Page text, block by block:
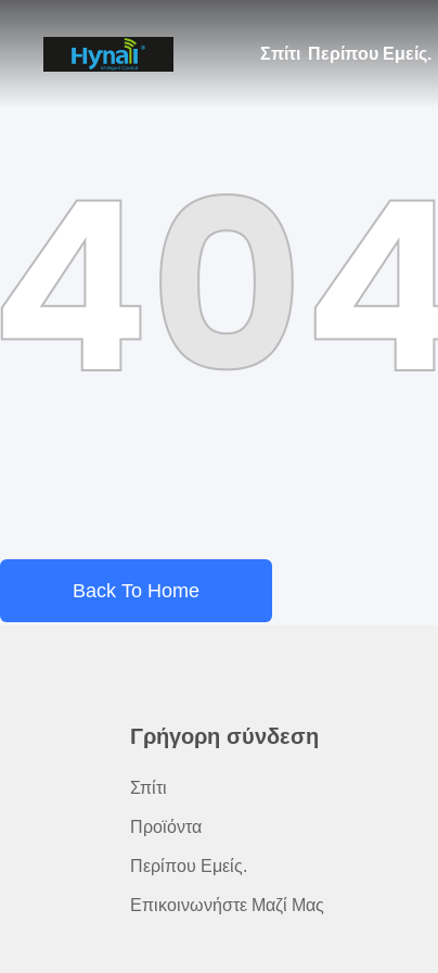
Σπίτι Περίπου Εμείς.
Back To Home
Γρήγορη σύνδεση
Σπίτι
Προϊόντα
Περίπου Εμείς.
Επικοινωνήστε Μαζί Μας